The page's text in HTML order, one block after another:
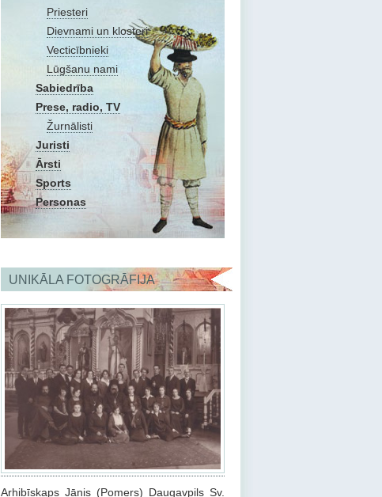
Priesteri
Dievnami un klosteri
Vecticībnieki
Lūgšanu nami
Sabiedrība
Prese, radio, TV
Žurnālisti
Juristi
Ārsti
Sports
Personas
UNIKĀLA FOTOGRĀFIJA
Arhibīskaps Jānis (Pomers) Daugavpils Sv.